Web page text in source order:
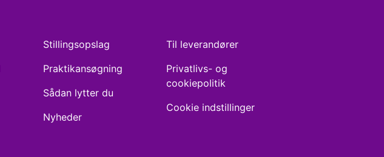
Stillingsopslag
Praktikansøgning
Sådan lytter du
Nyheder
Til leverandører
Privatlivs- og
cookiepolitik
Cookie indstillinger